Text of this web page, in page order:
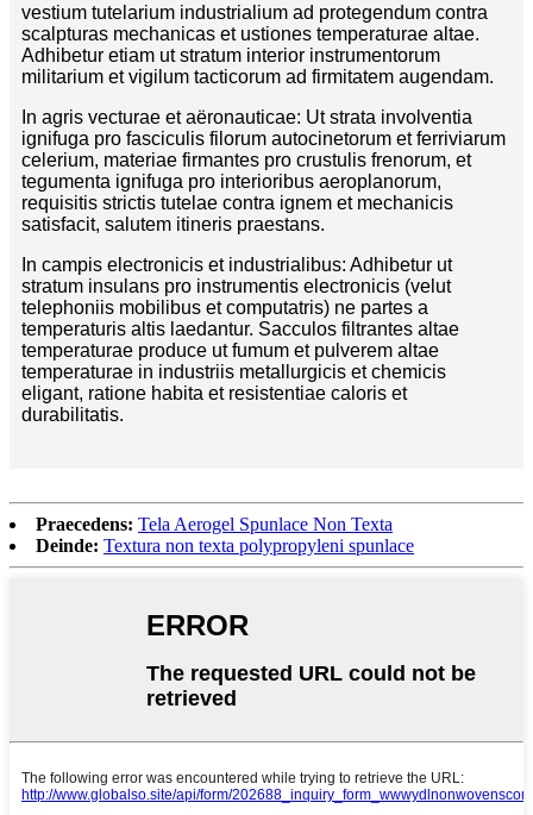
vestium tutelarium industrialium ad protegendum contra
scalpturas mechanicas et ustiones temperaturae altae.
Adhibetur etiam ut stratum interior instrumentorum
militarium et vigilum tacticorum ad firmitatem augendam.
In agris vecturae et aëronauticae: Ut strata involventia
ignifuga pro fasciculis filorum autocinetorum et ferriviarum
celerium, materiae firmantes pro crustulis frenorum, et
tegumenta ignifuga pro interioribus aeroplanorum,
requisitis strictis tutelae contra ignem et mechanicis
satisfacit, salutem itineris praestans.
In campis electronicis et industrialibus: Adhibetur ut
stratum insulans pro instrumentis electronicis (velut
telephoniis mobilibus et computatris) ne partes a
temperaturis altis laedantur. Sacculos filtrantes altae
temperaturae produce ut fumum et pulverem altae
temperaturae in industriis metallurgicis et chemicis
eligant, ratione habita et resistentiae caloris et
durabilitatis.
Praecedens: Tela Aerogel Spunlace Non Texta
Deinde: Textura non texta polypropyleni spunlace